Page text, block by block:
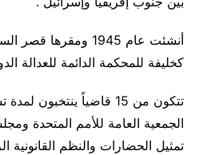
أنشئت عام 1945
كخليفة للمحكمة الدائمة للعدالة
تتكون من 15 قاضياً
الجمعية العامة للأمم المتحدة
تمثيل الحضارات والنظم القانونية